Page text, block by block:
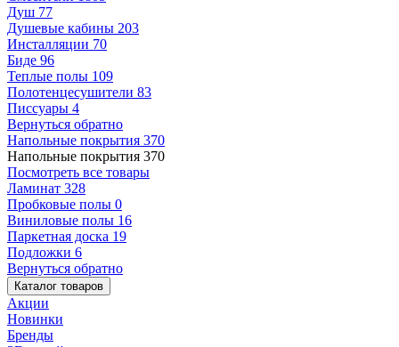
Душ 77
Душевые кабины 203
Инсталляции 70
Биде 96
Теплые полы 109
Полотенцесушители 83
Писсуары 4
Вернуться обратно
Напольные покрытия 370
Напольные покрытия 370
Посмотреть все товары
Ламинат 328
Пробковые полы 0
Виниловые полы 16
Паркетная доска 19
Подложки 6
Вернуться обратно
Каталог товаров
Акции
Новинки
Бренды